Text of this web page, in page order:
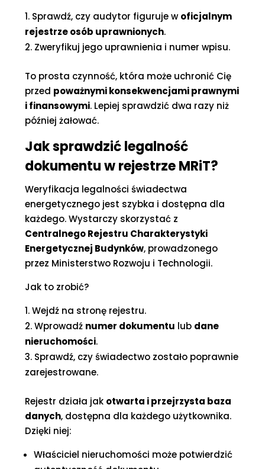
Sprawdź, czy audytor figuruje w oficjalnym
rejestrze osób uprawnionych.
Zweryfikuj jego uprawnienia i numer wpisu.
To prosta czynność, która może uchronić Cię
przed poważnymi konsekwencjami prawnymi
i finansowymi. Lepiej sprawdzić dwa razy niż
później żałować.
Jak sprawdzić legalność
dokumentu w rejestrze MRiT?
Weryfikacja legalności świadectwa
energetycznego jest szybka i dostępna dla
każdego. Wystarczy skorzystać z
Centralnego Rejestru Charakterystyki
Energetycznej Budynków, prowadzonego
przez Ministerstwo Rozwoju i Technologii.
Jak to zrobić?
Wejdź na stronę rejestru.
Wprowadź numer dokumentu lub dane
nieruchomości.
Sprawdź, czy świadectwo zostało poprawnie
zarejestrowane.
Rejestr działa jak otwarta i przejrzysta baza
danych, dostępna dla każdego użytkownika.
Dzięki niej:
Właściciel nieruchomości może potwierdzić